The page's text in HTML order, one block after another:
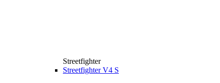
Streetfighter
Streetfighter V4 S